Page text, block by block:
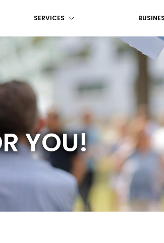
SERVICES
YOU!